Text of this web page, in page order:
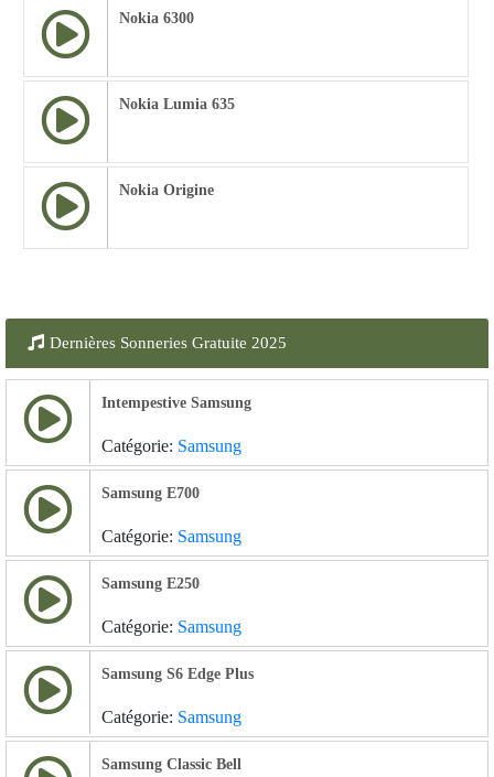
Nokia 6300
Nokia Lumia 635
Nokia Origine
Dernières Sonneries Gratuite 2025
Intempestive Samsung
Catégorie: Samsung
Samsung E700
Catégorie: Samsung
Samsung E250
Catégorie: Samsung
Samsung S6 Edge Plus
Catégorie: Samsung
Samsung Classic Bell